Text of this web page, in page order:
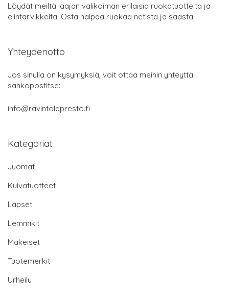
Löydät meiltä laajan valikoiman erilaisia ruokatuotteita ja
elintarvikkeita. Osta halpaa ruokaa netistä ja säästä.
Yhteydenotto
Jos sinulla on kysymyksiä, voit ottaa meihin yhteyttä
sähköpostitse:
info@ravintolapresto.fi
Kategoriat
Juomat
Kuivatuotteet
Lapset
Lemmikit
Makeiset
Tuotemerkit
Urheilu